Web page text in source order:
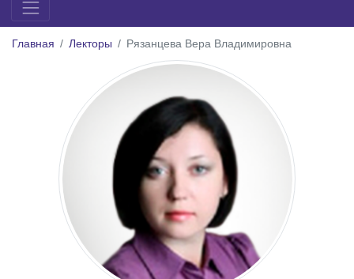
Главная Лекторы Рязанцева Вера Владимировна